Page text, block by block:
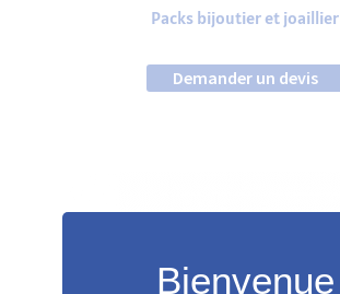
Packs bijoutier et joaillier
Demander un devis